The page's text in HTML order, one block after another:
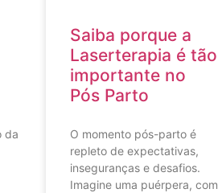
da
Saiba porque a
Laserterapia é tão
importante no
Pós Parto
O momento pós-parto é
repleto de expectativas,
inseguranças e desafios.
Imagine uma puérpera, com